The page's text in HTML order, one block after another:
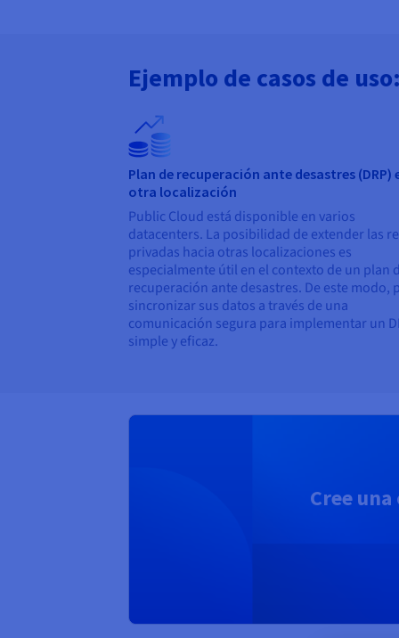
Ejemplo de casos de uso:
Plan de recuperación ante desastres (DRP)
otra localización
Public Cloud está disponible en varios
datacenters. La posibilidad de extender las
privadas hacia otras localizaciones es
especialmente útil en el contexto de un plan
recuperación ante desastres. De este modo,
sincronizar sus datos a través de una
comunicación segura para implementar un
simple y eficaz.
Cree